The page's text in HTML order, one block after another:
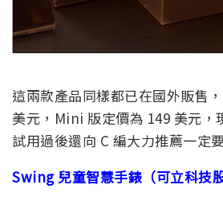
這兩款產品同樣都已在國外販售
美元，Mini 版定價為 149 美元，
試用過後還向 C 編大力推薦一定
Swing 兒童智慧手錶（可立科技